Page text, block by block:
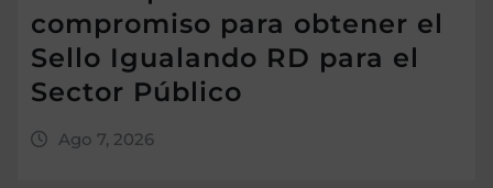
compromiso para obtener el
Sello Igualando RD para el
Sector Público
Ago 7, 2026